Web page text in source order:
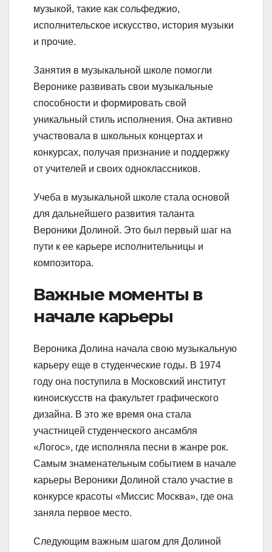
музыкой, такие как сольфеджио,
исполнительское искусство, история музыки
и прочие.
Занятия в музыкальной школе помогли
Веронике развивать свои музыкальные
способности и формировать свой
уникальный стиль исполнения. Она активно
участвовала в школьных концертах и
конкурсах, получая признание и поддержку
от учителей и своих одноклассников.
Учеба в музыкальной школе стала основой
для дальнейшего развития таланта
Вероники Долиной. Это был первый шаг на
пути к ее карьере исполнительницы и
композитора.
Важные моменты в
начале карьеры
Вероника Долина начала свою музыкальную
карьеру еще в студенческие годы. В 1974
году она поступила в Московский институт
киноискусств на факультет графического
дизайна. В это же время она стала
участницей студенческого ансамбля
«Логос», где исполняла песни в жанре рок.
Самым знаменательным событием в начале
карьеры Вероники Долиной стало участие в
конкурсе красоты «Миссис Москва», где она
заняла первое место.
Следующим важным шагом для Долиной